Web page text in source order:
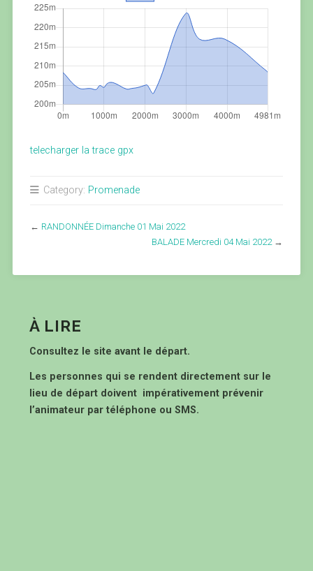
telecharger la trace gpx
Category: Promenade
← RANDONNÉE Dimanche 01 Mai 2022
BALADE Mercredi 04 Mai 2022→
À LIRE
Consultez le site avant le départ.
Les personnes qui se rendent directement sur le
lieu de départ doivent impérativement prévenir
l’animateur par téléphone ou SMS.